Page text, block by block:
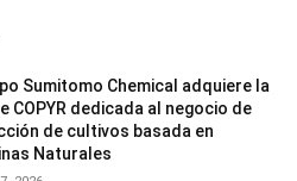
Sumitomo Chemical adquiere la
COPYR dedicada al negocio de
de cultivos basada en
Naturales